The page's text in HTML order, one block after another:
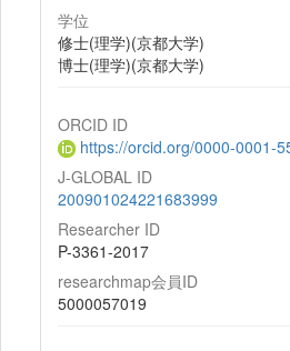
学位
修士(理学)(京都大学)
博士(理学)(京都大学)
ORCID ID
https://orcid.org/0000-0001-
J-GLOBAL ID
200901024221683999
Researcher ID
P-3361-2017
researchmap会員ID
5000057019